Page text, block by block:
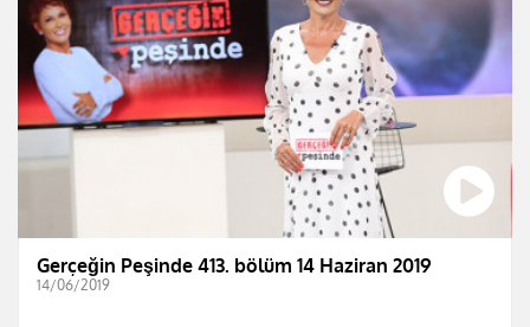
Gerçeğin Peşinde 413. bölüm 14 Haziran 2019
14/06/2019